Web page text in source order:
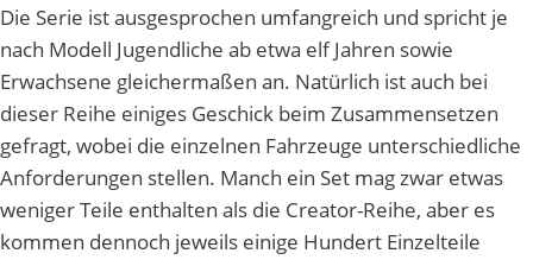
Die Serie ist ausgesprochen umfangreich und spricht je
nach Modell Jugendliche ab etwa elf Jahren sowie
Erwachsene gleichermaßen an. Natürlich ist auch bei
dieser Reihe einiges Geschick beim Zusammensetzen
gefragt, wobei die einzelnen Fahrzeuge unterschiedliche
Anforderungen stellen. Manch ein Set mag zwar etwas
weniger Teile enthalten als die Creator-Reihe, aber es
kommen dennoch jeweils einige Hundert Einzelteile